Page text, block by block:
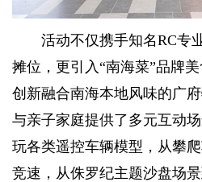
活动不仅携手知名RC专
摊位，更引入“南海菜”品牌
创新融合南海本地风味的广
与亲子家庭提供了多元互动
玩各类遥控车辆模型，从攀
竞速，从侏罗纪主题沙盘场